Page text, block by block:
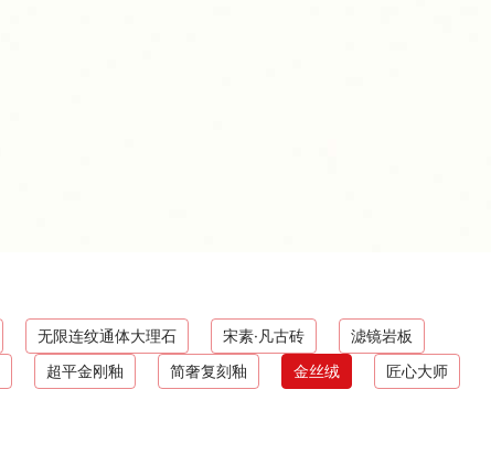
无限连纹通体大理石 宋素·凡古砖
滤镜岩板
超平金刚釉 简奢复刻釉 金丝绒
匠心大师